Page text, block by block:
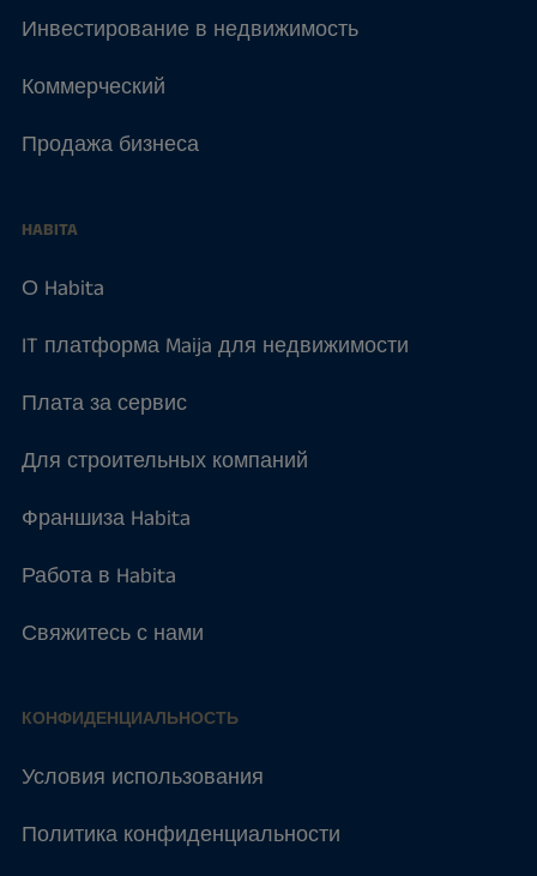
Инвестирование в недвижимость
Коммерческий
Продажа бизнеса
HABITA
О Habita
IT платформа Maija для недвижимости
Плата за сервис
Для строительных компаний
Франшиза Habita
Работа в Habita
Свяжитесь с нами
КОНФИДЕНЦИАЛЬНОСТЬ
Условия использования
Политика конфиденциальности